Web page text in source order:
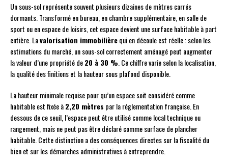
Un sous-sol représente souvent plusieurs dizaines de mètres carrés
dormants. Transformé en bureau, en chambre supplémentaire, en salle de
sport ou en espace de loisirs, cet espace devient une surface habitable à part
entière. Lavalorisation immobilièrequi en découle est réelle : selon les
estimations du marché, un sous-sol correctement aménagé peut augmenter
la valeur d’une propriété de20 à 30 % . Ce chiffre varie selon la localisation,
la qualité des finitions et la hauteur sous plafond disponible.
La hauteur minimale requise pour qu’un espace soit considéré comme
habitable est fixée à2,20 mètres par la réglementation française. En
dessous de ce seuil, l’espace peut être utilisé comme local technique ou
rangement, mais ne peut pas être déclaré comme surface de plancher
habitable. Cette distinction a des conséquences directes sur la fiscalité du
bien et sur les démarches administratives à entreprendre.